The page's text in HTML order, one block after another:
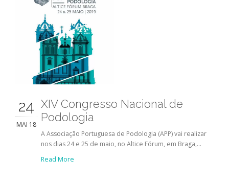
24
MAI 18
XIV Congresso Nacional de
Podologia
A Associação Portuguesa de Podologia (APP) vai realizar
nos dias 24 e 25 de maio, no Altice Fórum, em Braga,...
Read More